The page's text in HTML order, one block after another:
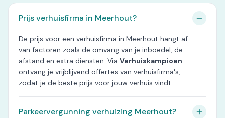
Prijs verhuisfirma in Meerhout?
De prijs voor een verhuisfirma in Meerhout hangt af
van factoren zoals de omvang van je inboedel, de
afstand en extra diensten. Via Verhuiskampioen
ontvang je vrijblijvend offertes van verhuisfirma's,
zodat je de beste prijs voor jouw verhuis vindt.
Parkeervergunning verhuizing Meerhout?